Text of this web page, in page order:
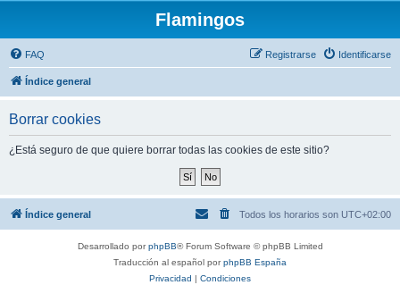
Flamingos
FAQ Identificarse
Registrarse
Índice general
Borrar cookies
¿Está seguro de que quiere borrar todas las cookies de este sitio?
Índice general Todos los horarios son UTC+02:00
Desarrollado porphpBB® Forum Software © phpBB Limited
Traducción al español porphpBB España
Privacidad | Condiciones